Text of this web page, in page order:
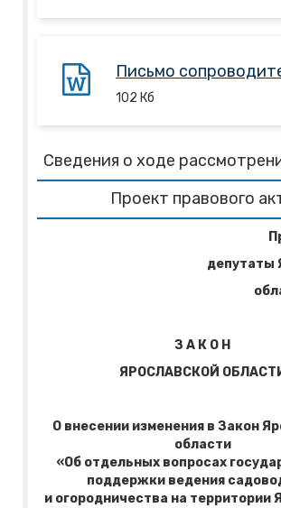
Письмо
102 Кб
Сведения о ходе
Проект правового
депутаты
З А К О Н
ЯРОСЛАВСКОЙ
О внесении изменения в Закон
области
«Об отдельных вопросах
поддержки ведения
и огородничества на территории